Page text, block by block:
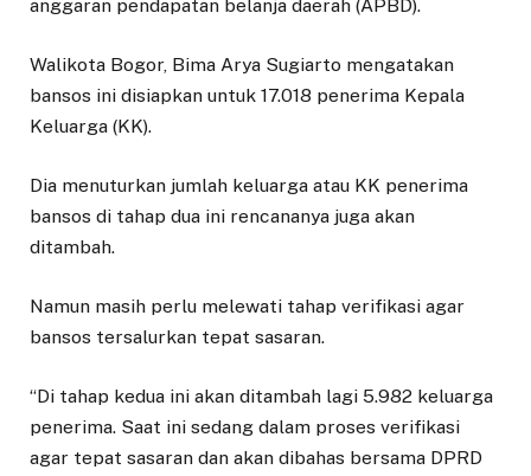
anggaran pendapatan belanja daerah (APBD).
Walikota Bogor, Bima Arya Sugiarto mengatakan
bansos ini disiapkan untuk 17.018 penerima Kepala
Keluarga (KK).
Dia menuturkan jumlah keluarga atau KK penerima
bansos di tahap dua ini rencananya juga akan
ditambah.
Namun masih perlu melewati tahap verifikasi agar
bansos tersalurkan tepat sasaran.
“Di tahap kedua ini akan ditambah lagi 5.982 keluarga
penerima. Saat ini sedang dalam proses verifikasi
agar tepat sasaran dan akan dibahas bersama DPRD